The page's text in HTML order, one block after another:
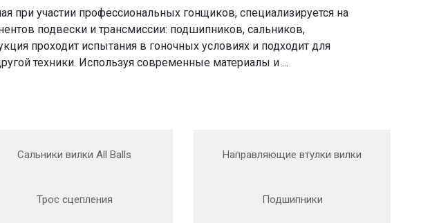
при участии профессиональных гонщиков, специализируется на
подвески и трансмиссии: подшипников, сальников,
проходит испытания в гоночных условиях и подходит для
техники. Используя современные материалы и ...
Сальники вилки All Balls Направляющие втулки вилки
Трос сцепления Подшипники